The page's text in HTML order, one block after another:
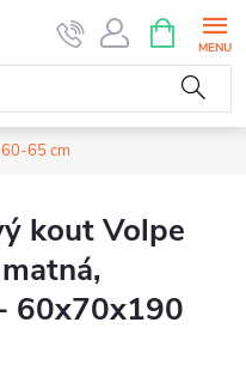
NÁKUPNÍ
KOŠÍK
60-65 cm
kout Volpe
60x70x190